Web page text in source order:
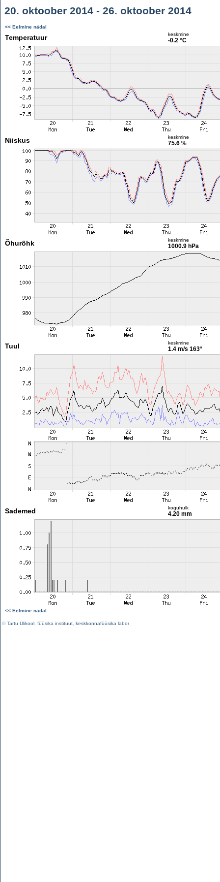
20. oktoober 2014 - 26. oktoober 2014
<< Eelmine nädal
Temperatuur keskmine
-0.2 °C
Niiskus keskmine
75.6 %
Õhurõhk keskmine
1000.9 hPa
Tuul keskmine
1.4 m/s 163°
Sademed koguhulk
4.20 mm
<< Eelmine nädal
©Tartu Ülikool füüsika instituut keskkonnafüüsika labor